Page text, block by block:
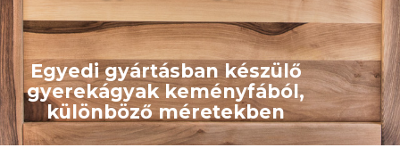
Egyedi gyártásban készülő
gyerekágyak keményfából,
különböző méretekben